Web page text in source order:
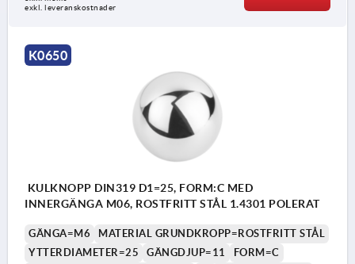
exkl. leveranskostnader
K0650
KULKNOPP DIN319 D1=25, FORM:C MED
INNERGÄNGA M06, ROSTFRITT STÅL 1.4301 POLERAT
GÄNGA=M6
MATERIAL GRUNDKROPP=ROSTFRITT STÅL
YTTERDIAMETER=25
GÄNGDJUP=11
FORM=C